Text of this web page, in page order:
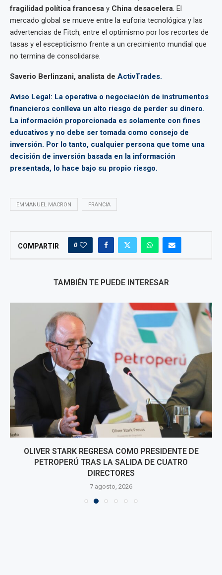
fragilidad política francesa y China desacelera. El
mercado global se mueve entre la euforia tecnológica y las
advertencias de Fitch, entre el optimismo por los recortes de
tasas y el escepticismo frente a un crecimiento mundial que
no termina de consolidarse.
Saverio Berlinzani, analista de ActivTrades.
Aviso Legal: La operativa o negociación de instrumentos
financieros conlleva un alto riesgo de perder su dinero.
La información proporcionada es solamente con fines
educativos y no debe ser tomada como consejo de
inversión. Por lo tanto, cualquier persona que tome una
decisión de inversión basada en la información
presentada, lo hace bajo su propio riesgo.
EMMANUEL MACRON FRANCIA
COMPARTIR 0
TAMBIÉN TE PUEDE INTERESAR
OLIVER STARK REGRESA COMO PRESIDENTE DE
PETROPERÚ TRAS LA SALIDA DE CUATRO
DIRECTORES
7 agosto, 2026